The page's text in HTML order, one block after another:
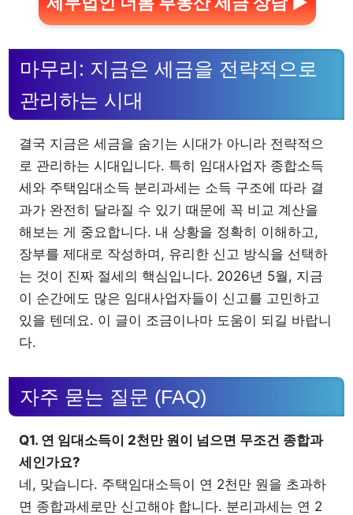
마무리: 지금은 세금을 전략적으로
관리하는 시대
결국 지금은 세금을 숨기는 시대가 아니라 전략적으
로 관리하는 시대입니다. 특히 임대사업자 종합소득
세와 주택임대소득 분리과세는 소득 구조에 따라 결
과가 완전히 달라질 수 있기 때문에 꼭 비교 계산을
해보는 게 중요합니다. 내 상황을 정확히 이해하고,
장부를 제대로 작성하며, 유리한 신고 방식을 선택하
는 것이 진짜 절세의 핵심입니다. 2026년 5월, 지금
이 순간에도 많은 임대사업자들이 신고를 고민하고
있을 텐데요. 이 글이 조금이나마 도움이 되길 바랍니
다.
자주 묻는 질문 (FAQ)
Q1. 연 임대소득이 2천만 원이 넘으면 무조건 종합과
세인가요?
네, 맞습니다. 주택임대소득이 연 2천만 원을 초과하
면 종합과세로만 신고해야 합니다. 분리과세는 연 2